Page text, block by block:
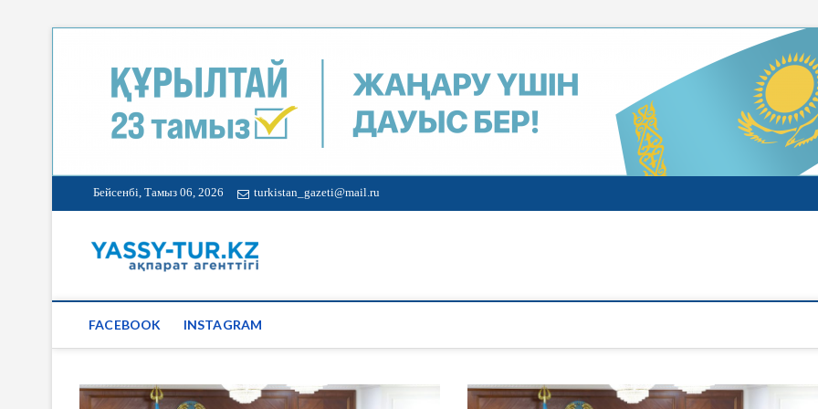
Бейсенбі, Тамыз 06, 2026 turkistan_gazeti@mail.ru
FACEBOOK INSTAGRAM